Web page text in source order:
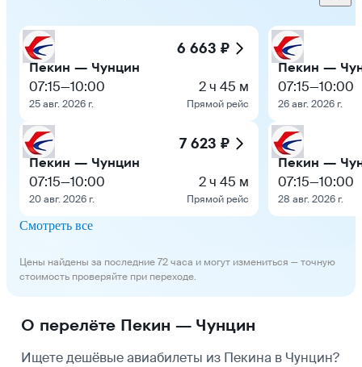
6 663 ₽
Пекин — Чунцин
07:15—10:00
25 авг. 2026 г.
2 ч 45 м
Прямой рейс
7 623 ₽
Пекин — Чунцин
07:15—10:00
20 авг. 2026 г.
2 ч 45 м
Прямой рейс
Пекин —
07:15—10:00
26 авг. 2026 г.
Пекин —
07:15—10:00
28 авг. 2026 г.
Смотреть все
Цены найдены за последние 72 часа и могут измениться — точную
стоимость проверяйте при переходе.
О перелёте Пекин — Чунцин
Ищете дешёвые авиабилеты из Пекина в Чунцин?